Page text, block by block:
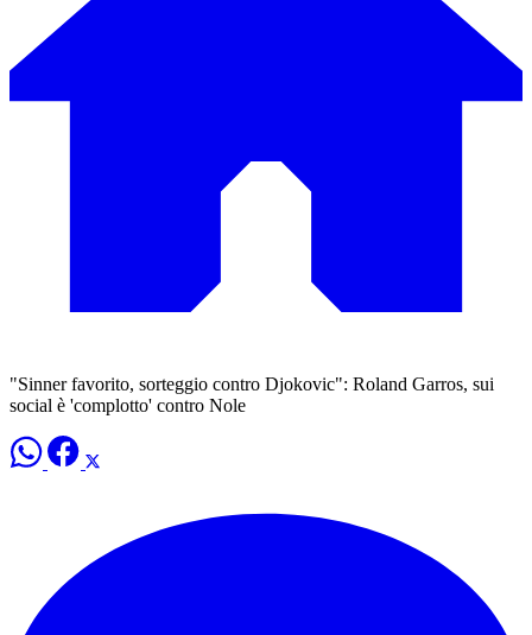
"Sinner favorito, sorteggio contro Djokovic": Roland Garros, sui
social è 'complotto' contro Nole